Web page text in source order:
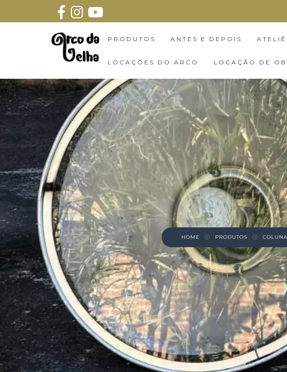
PRODUTOS ANTES E DEPOIS
LOCAÇÕES DO ARCO LOCAÇÃO DE
HOME PRODUTOS